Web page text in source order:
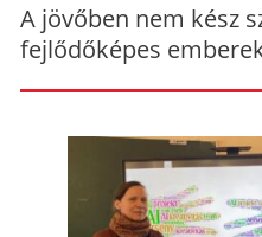
A jövőben nem kész
fejlődőképes